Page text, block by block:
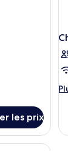
les prix